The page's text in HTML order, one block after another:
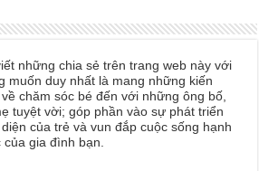
những chia sẻ trên trang web này với
muốn duy nhất là mang những kiến
chăm sóc bé đến với những ông bố,
tuyệt vời; góp phần vào sự phát triển
của trẻ và vun đắp cuộc sống hạnh
của gia đình bạn.